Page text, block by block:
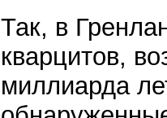
Так, в
кварцитов,
миллиарда